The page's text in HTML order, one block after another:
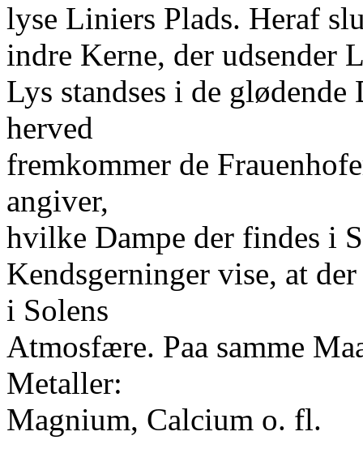
lyse Liniers Plads. Heraf
indre Kerne, der udsender
Lys standses i de
herved
fremkommer de
angiver,
hvilke Dampe der findes i
Kendsgerninger vise, at
i Solens
Atmosfære. Paa samme
Metaller:
Magnium, Calcium o. fl.